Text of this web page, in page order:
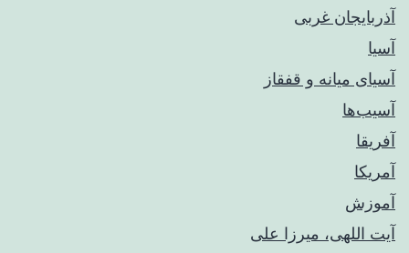
آذربایجان غربی
آسیا
آسیای میانه و قفقاز
آسیب‌ها
آفریقا
آمریکا
آموزش
آیت اللهی، میرزا علی